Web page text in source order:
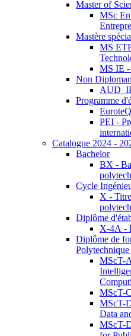
Master of
MSc
Mastère
MS
MS IE -
Non
Programme
PEI -
Catalogue 2024 -
Bachelor
BX -
Cycle
X -
Diplôme
X-4A -
Diplôme de
MScT-
MScT-
MScT-
Data
MScT-